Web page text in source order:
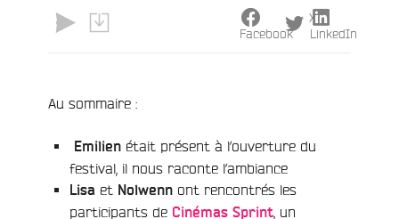
Au sommaire :
Emilien était présent à l’ouverture du
festival, il nous raconte l’ambiance
Lisa et Nolwenn ont rencontrés les
participants de Cinémas Sprint, un
Facebook
X
LinkedIn